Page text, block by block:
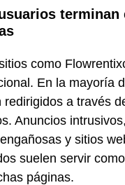
terminan
como
En la mayoría
redirigidos a través
Anuncios
y sitios
suelen servir
páginas.